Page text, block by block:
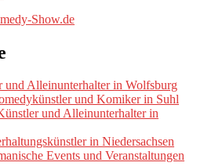
und Alleinunterhalter in Wolfsburg
und Komiker in Suhl
und Alleinunterhalter in
in Niedersachsen
Events und Veranstaltungen